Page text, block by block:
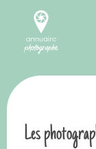
Les